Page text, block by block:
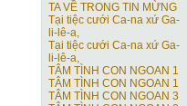
TA VỀ TRONG TIN MỪNG
Tại tiệc cưới Ca-na xứ Ga-
li-lê-a,
Tại tiệc cưới Ca-na xứ Ga-
li-lê-a,
TÂM TÌNH CON NGOAN 1
TÂM TÌNH CON NGOAN 1
TÂM TÌNH CON NGOAN 3